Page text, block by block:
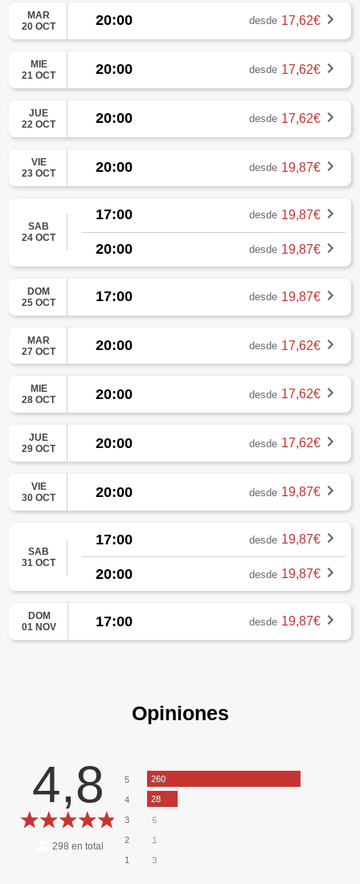
MAR
20 OCT
20:00 desde 17,62€
MIE
21 OCT
20:00 desde 17,62€
JUE
22 OCT
20:00 desde 17,62€
VIE
23 OCT
20:00 desde 19,87€
SAB
24 OCT
17:00 desde 19,87€
20:00 desde 19,87€
DOM
25 OCT
17:00 desde 19,87€
MAR
27 OCT
20:00 desde 17,62€
MIE
28 OCT
20:00 desde 17,62€
JUE
29 OCT
20:00 desde 17,62€
VIE
30 OCT
20:00 desde 19,87€
SAB
31 OCT
17:00 desde 19,87€
20:00 desde 19,87€
DOM
01 NOV
17:00 desde 19,87€
Opiniones
4,8
298 en total
5 260
4 28
3 6
2 1
1 3